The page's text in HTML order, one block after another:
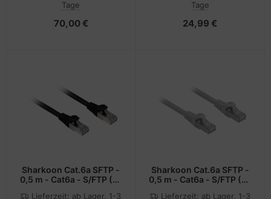
Tage
70,00 €
Tage
24,99 €
Sharkoon Cat.6a SFTP -
0,5 m - Cat6a - S/FTP (S-
Lieferzeit: ab Lager, 1-3
Sharkoon Cat.6a SFTP -
0,5 m - Cat6a - S/FTP (S-
Lieferzeit: ab Lager, 1-3